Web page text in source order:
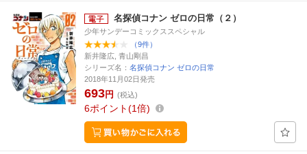
名探偵コナン ゼロの日常（２）
少年サンデーコミックススペシャル
（9件）
新井隆広, 青山剛昌
シリーズ名： 名探偵コナン ゼロの日常
2018年11月02日発売
693円 (税込)
6ポイント 1倍